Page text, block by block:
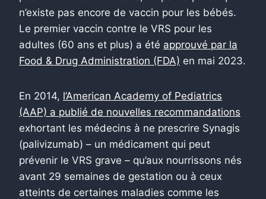
n’existe pas encore de vaccin pour les bébés.
Le premier vaccin contre le VRS pour les
adultes (60 ans et plus) a été approuvé par la
Food & Drug Administration (FDA) en mai 2023.
En 2014, l’American Academy of Pediatrics
(AAP) a publié de nouvelles recommandations
exhortant les médecins à ne prescrire Synagis
(palivizumab) – un médicament qui peut
prévenir le VRS grave – qu’aux nourrissons nés
avant 29 semaines de gestation ou à ceux
atteints de certaines maladies comme les